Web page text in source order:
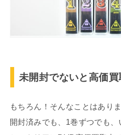
未開封でないと高価買
もちろん！そんなことはありま
開封済みでも、1巻ずつでも、